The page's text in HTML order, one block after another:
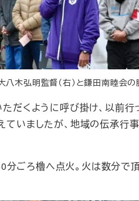
八木弘明監督（右）と鎌田南睦会
だくように呼び掛け、以前
いましたが、地域の伝承行
分ごろ櫓へ点火。火は数分